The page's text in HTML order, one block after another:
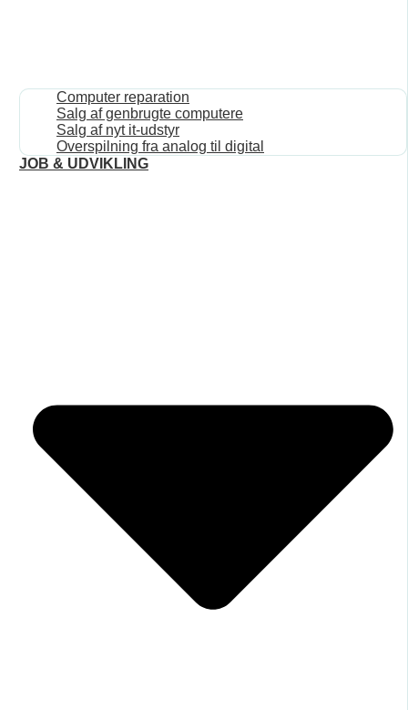
Computer reparation
Salg af genbrugte computere
Salg af nyt it-udstyr
Overspilning fra analog til digital
JOB & UDVIKLING